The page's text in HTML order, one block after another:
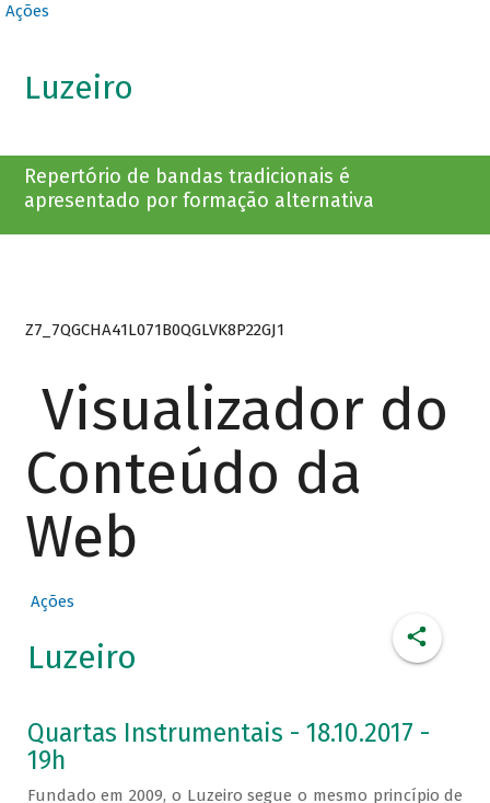
Ações
Luzeiro
Repertório de bandas tradicionais é
apresentado por formação alternativa
Z7_7QGCHA41L071B0QGLVK8P22GJ1
Visualizador do
Conteúdo da
Web
Ações
Luzeiro
Quartas Instrumentais - 18.10.2017 -
19h
Fundado em 2009, o Luzeiro segue o mesmo princípio de